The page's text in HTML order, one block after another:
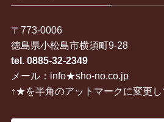
〒773-0006
徳島県小松島市横須町9-28
tel. 0885-32-2349
メール：info★sho-no.co.jp
↑★を半角のアットマークに変更し